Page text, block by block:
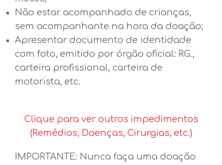
Não estar acompanhado de crianças,
sem acompanhante na hora da doação;
Apresentar documento de identidade
com foto, emitido por órgão oficial: RG.,
carteira profissional, carteira de
motorista, etc.
Clique para ver outros impedimentos
(Remédios, Doenças, Cirurgias, etc.)
IMPORTANTE: Nunca faça uma doação